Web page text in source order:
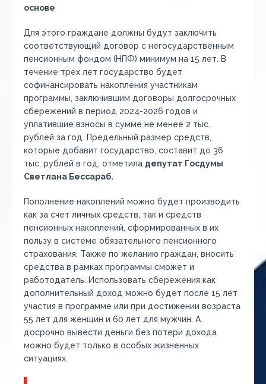
основе
Для этого граждане должны будут заключить
соответствующий договор с негосударственным
пенсионным фондом (НПФ) минимум на 15 лет. В
течение трех лет государство будет
софинансировать накопления участникам
программы, заключившим договоры долгосрочных
сбережений в период 2024-2026 годов и
уплатившие взносы в сумме не менее 2 тыс.
рублей за год. Предельный размер средств,
которые добавит государство, составит до 36
тыс. рублей в год, отметила депутат Госдумы
Светлана Бессараб.
Пополнение накоплений можно будет производить
как за счет личных средств, так и средств
пенсионных накоплений, сформированных в их
пользу в системе обязательного пенсионного
страхования. Также по желанию граждан, вносить
средства в рамках программы сможет и
работодатель. Использовать сбережения как
дополнительный доход можно будет после 15 лет
участия в программе или при достижении возраста
55 лет для женщин и 60 лет для мужчин. А
досрочно вывести деньги без потери дохода
можно будет только в особых жизненных
ситуациях.